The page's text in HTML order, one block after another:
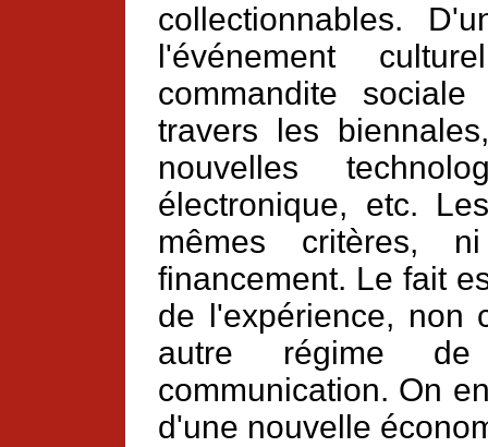
collectionnables.
l'événement
commandite
travers les
nouvelles
électronique, etc.
mêmes critères,
financement. Le fait
de l'expérience, non
autre régime
communication. On
d'une nouvelle